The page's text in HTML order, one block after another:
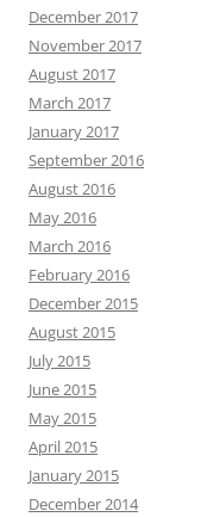
December 2017
November 2017
August 2017
March 2017
January 2017
September 2016
August 2016
May 2016
March 2016
February 2016
December 2015
August 2015
July 2015
June 2015
May 2015
April 2015
January 2015
December 2014